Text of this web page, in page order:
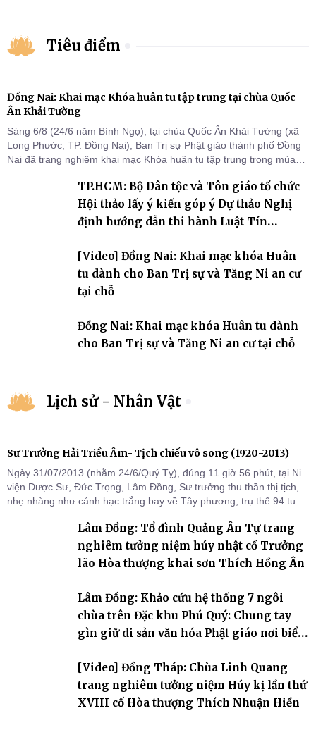
Tiêu điểm
Đồng Nai: Khai mạc Khóa huân tu tập trung tại chùa Quốc
Ân Khải Tường
Sáng 6/8 (24/6 năm Bính Ngọ), tại chùa Quốc Ân Khải Tường (xã
Long Phước, TP. Đồng Nai), Ban Trị sự Phật giáo thành phố Đồng
Nai đã trang nghiêm khai mạc Khóa huân tu tập trung trong mùa
chỗ khu vực VII, VIII và trường hạ chùa Quốc Ân Khải Tường.
TP.HCM: Bộ Dân tộc và Tôn giáo tổ chức
Hội thảo lấy ý kiến góp ý Dự thảo Nghị
định hướng dẫn thi hành Luật Tín
[Video] Đồng Nai: Khai mạc khóa Huân
tu dành cho Ban Trị sự và Tăng Ni an cư
tại chỗ
Đồng Nai: Khai mạc khóa Huân tu dành
cho Ban Trị sự và Tăng Ni an cư tại chỗ
Lịch sử - Nhân Vật
Sư Trưởng Hải Triều Âm- Tịch chiếu vô song (1920-2013)
Ngày 31/07/2013 (nhằm 24/6/Quý Tỵ), đúng 11 giờ 56 phút, tại Ni
viện Dược Sư, Đức Trọng, Lâm Đồng, Sư trưởng thu thần thị tịch,
nhẹ nhàng như cánh hạc trắng bay về Tây phương, trụ thế 94 tuổi
Lâm Đồng: Tổ đình Quảng Ân Tự trang
nghiêm tưởng niệm húy nhật cố Trưởng
lão Hòa thượng khai sơn Thích Hồng Ân
Lâm Đồng: Khảo cứu hệ thống 7 ngôi
chùa trên Đặc khu Phú Quý: Chung tay
gìn giữ di sản văn hóa Phật giáo nơi biển
[Video] Đồng Tháp: Chùa Linh Quang
trang nghiêm tưởng niệm Húy kị lần thứ
XVIII cố Hòa thượng Thích Nhuận Hiền